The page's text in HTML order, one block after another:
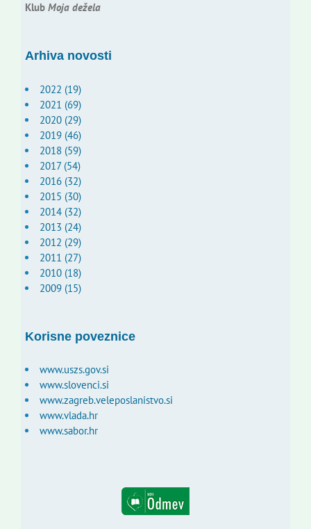
Klub Moja dežela
Arhiva novosti
2022 (19)
2021 (69)
2020 (29)
2019 (46)
2018 (59)
2017 (54)
2016 (32)
2015 (30)
2014 (32)
2013 (24)
2012 (29)
2011 (27)
2010 (18)
2009 (15)
Korisne poveznice
www.uszs.gov.si
www.slovenci.si
www.zagreb.veleposlanistvo.si
www.vlada.hr
www.sabor.hr